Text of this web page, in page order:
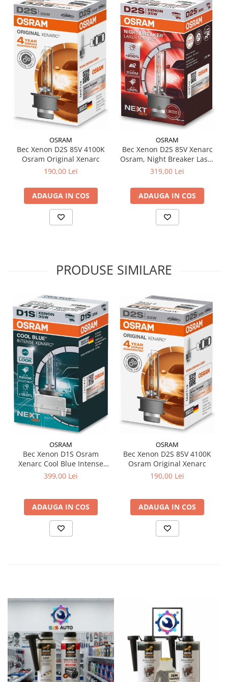
OSRAM
Bec Xenon D2S 85V 4100K
Osram Original Xenarc
190,00 Lei
ADAUGA IN COS
OSRAM
Bec Xenon D2S 85V Xenarc
Osram, Night Breaker Laser
NextGen +200%
319,00 Lei
ADAUGA IN COS
PRODUSE SIMILARE
OSRAM
Bec Xenon D1S Osram
Xenarc Cool Blue Intense
NextGen
399,00 Lei
ADAUGA IN COS
OSRAM
Bec Xenon D2S 85V 4100K
Osram Original Xenarc
190,00 Lei
ADAUGA IN COS